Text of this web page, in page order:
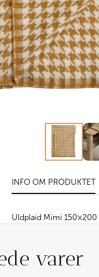
INFO OM PRODUKTET
Uldplaid Mimi
varer